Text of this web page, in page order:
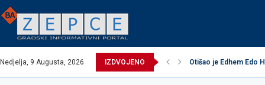
Nedjelja, 9 Augusta, 2026 IZDVOJENO Otišao je Edhem Edo